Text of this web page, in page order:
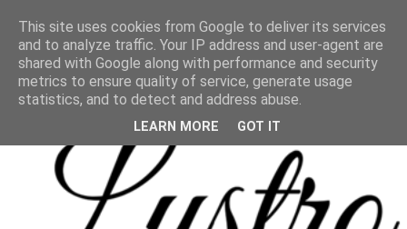
This site uses cookies from Google to deliver its services
and to analyze traffic. Your IP address and user-agent are
shared with Google along with performance and security
metrics to ensure quality of service, generate usage
statistics, and to detect and address abuse.
LEARN MORE GOT IT